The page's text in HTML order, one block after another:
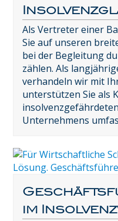
Als Vertreter einer
Sie auf unseren
bei der Begleitung
zählen. Als
verhandeln wir mit
unterstützen Sie als
Unternehmens
im